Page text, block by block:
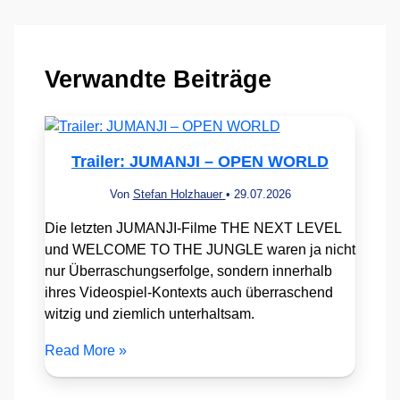
Verwandte Beiträge
Trailer: JUMANJI – OPEN WORLD
Von Stefan Holzhauer • 29.07.2026
Die letzten JUMANJI-Filme THE NEXT LEVEL
und WELCOME TO THE JUNGLE waren ja nicht
nur Überraschungserfolge, sondern innerhalb
ihres Videospiel-Kontexts auch überraschend
witzig und ziemlich unterhaltsam.
Read More »